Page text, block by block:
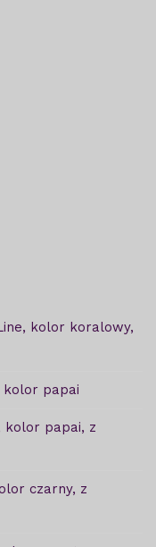
kolor koralowy,
kolor papai
kolor papai, z
czarny, z